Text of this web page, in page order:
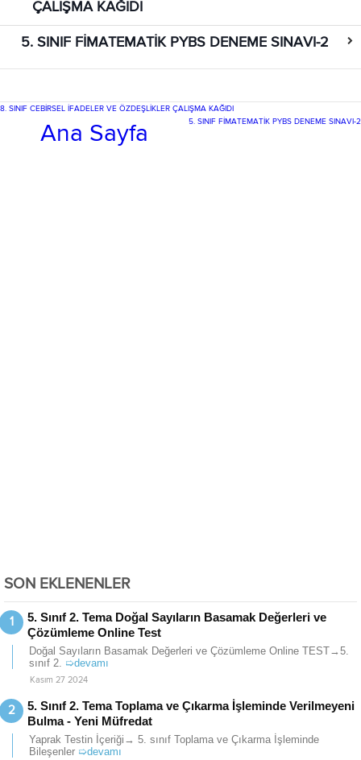
ÇALIŞMA KAĞIDI
5. SINIF FİMATEMATİK PYBS DENEME SINAVI-2
8. SINIF CEBİRSEL İFADELER VE ÖZDEŞLİKLER ÇALIŞMA KAĞIDI
5. SINIF FİMATEMATİK PYBS DENEME SINAVI-2
Ana Sayfa
SON EKLENENLER
5. Sınıf 2. Tema Doğal Sayıların Basamak Değerleri ve
Çözümleme Online Test
Doğal Sayıların Basamak Değerleri ve Çözümleme Online TEST→5.
sınıf 2. ➯devamı
Kasım 27 2024
5. Sınıf 2. Tema Toplama ve Çıkarma İşleminde Verilmeyeni
Bulma - Yeni Müfredat
Yaprak Testin İçeriği→ 5. sınıf Toplama ve Çıkarma İşleminde
Bileşenler ➯devamı